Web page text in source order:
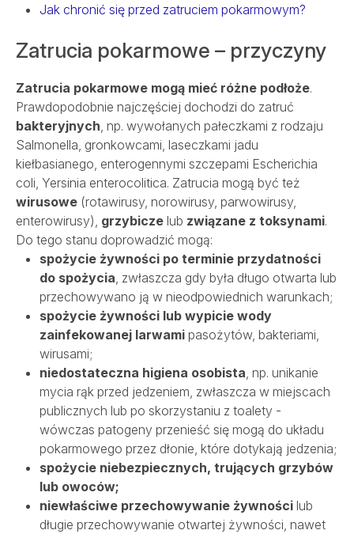
Jak chronić się przed zatruciem pokarmowym?
Zatrucia pokarmowe – przyczyny
Zatrucia pokarmowe mogą mieć różne podłoże.
Prawdopodobnie najczęściej dochodzi do zatruć
bakteryjnych , np. wywołanych pałeczkami z rodzaju
Salmonella, gronkowcami, laseczkami jadu
kiełbasianego, enterogennymi szczepami Escherichia
coli, Yersinia enterocolitica. Zatrucia mogą być też
wirusowe (rotawirusy, norowirusy, parwowirusy,
enterowirusy), grzybicze lub związane z toksynami.
Do tego stanu doprowadzić mogą:
spożycie żywności po terminie przydatności
do spożycia , zwłaszcza gdy była długo otwarta lub
przechowywano ją w nieodpowiednich warunkach;
spożycie żywności lub wypicie wody
zainfekowanej larwami pasożytów, bakteriami,
wirusami;
niedostateczna higiena osobista , np. unikanie
mycia rąk przed jedzeniem, zwłaszcza w miejscach
publicznych lub po skorzystaniu z toalety -
wówczas patogeny przenieść się mogą do układu
pokarmowego przez dłonie, które dotykają jedzenia;
spożycie niebezpiecznych, trujących grzybów
lub owoców;
niewłaściwe przechowywanie żywności lub
długie przechowywanie otwartej żywności, nawet